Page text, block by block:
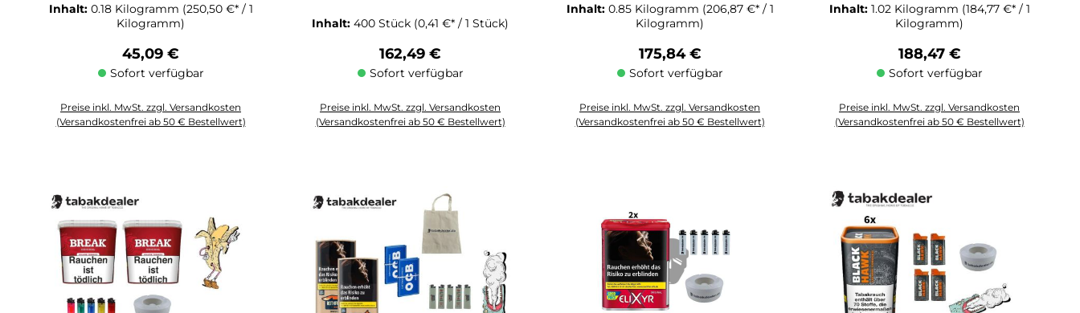
Inhalt: 0.18 Kilogramm (250,50 €* / 1
Kilogramm)
Regulärer Preis:
45,09 €
Sofort verfügbar
Preise inkl. MwSt. zzgl. Versandkosten
(Versandkostenfrei ab 50 € Bestellwert)
Inhalt: 400 Stück (0,41 €* / 1 Stück)
Regulärer Preis:
162,49 €
Sofort verfügbar
Preise inkl. MwSt. zzgl. Versandkosten
(Versandkostenfrei ab 50 € Bestellwert)
Inhalt: 0.85 Kilogramm (206,87 €* / 1
Kilogramm)
Regulärer Preis:
175,84 €
Sofort verfügbar
Preise inkl. MwSt. zzgl. Versandkosten
(Versandkostenfrei ab 50 € Bestellwert)
Inhalt: 1.02 Kilogramm (184,77 €* / 1
Kilogramm)
Regulärer Preis:
188,47 €
Sofort verfügbar
Preise inkl. MwSt. zzgl. Versandkosten
(Versandkostenfrei ab 50 € Bestellwert)